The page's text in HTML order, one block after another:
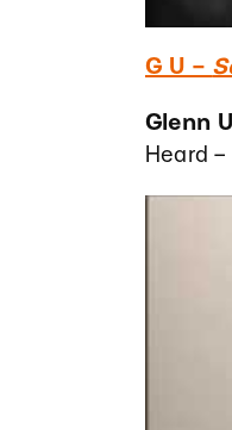
G U ‎–
Glenn
Heard